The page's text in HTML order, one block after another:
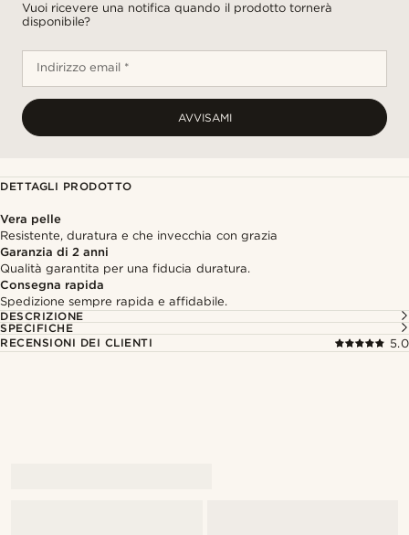
Vuoi ricevere una notifica quando il prodotto tornerà
disponibile?
Indirizzo email *
AVVISAMI
DETTAGLI PRODOTTO
Vera pelle
Resistente, duratura e che invecchia con grazia
Garanzia di 2 anni
Qualità garantita per una fiducia duratura.
Consegna rapida
Spedizione sempre rapida e affidabile.
DESCRIZIONE
SPECIFICHE
RECENSIONI DEI CLIENTI
5.0